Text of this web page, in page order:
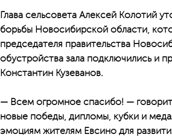
Глава сельсовета Алексей Колотий
борьбы Новосибирской области,
председателя правительства
обустройства зала подключились и
Константин Кузеванов.
— Всем огромное спасибо! —
новые победы, дипломы, кубки и
эмоциям жителям Евсино для